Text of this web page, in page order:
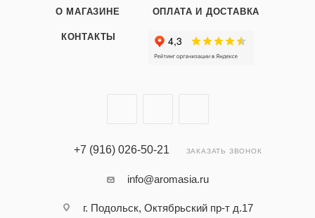
О МАГАЗИНЕ ОПЛАТА И ДОСТАВКА
КОНТАКТЫ
+7 (916) 026-50-21 ЗАКАЗАТЬ ЗВОНОК
info@aromasia.ru
г. Подольск, Октябрьский пр-т д.17